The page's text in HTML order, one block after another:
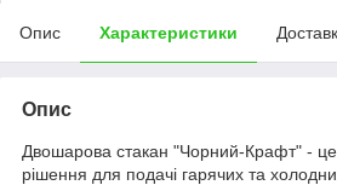
Опис Характеристики
Опис
Двошарова стакан "Чорний-Крафт" - це
рішення для подачі гарячих та